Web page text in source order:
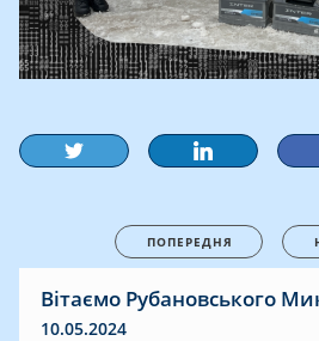
ПОПЕРЕДНЯ
Вітаємо Рубановського
10.05.2024